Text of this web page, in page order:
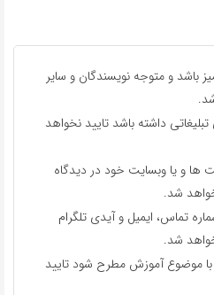
باشد و متوجه نویسندگان و سایر
داشته باشد تایید نخواهد
ها و یا وبسایت خود در دیدگاه
شد.
تماس، ایمیل و آیدی تلگرام
شد.
با موضوع آموزش مطرح شود تایید